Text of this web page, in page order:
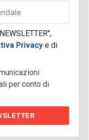
Privacy e di
per conto di